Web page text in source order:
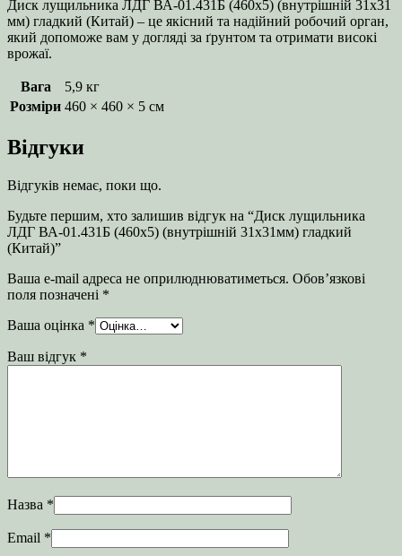
Диск лущильника ЛДГ ВА-01.431Б (460х5) (внутрішній 31х31
мм) гладкий (Китай) – це якісний та надійний робочий орган,
який допоможе вам у догляді за ґрунтом та отримати високі
врожаї.
Вага
5,9 кг
Розміри 460 × 460 × 5 см
Відгуки
Відгуків немає, поки що.
Будьте першим, хто залишив відгук на “Диск лущильника
ЛДГ ВА-01.431Б (460х5) (внутрішній 31х31мм) гладкий
(Китай)”
Ваша e-mail адреса не оприлюднюватиметься. Обов’язкові
поля позначені *
Ваша оцінка *
Ваш відгук *
Назва *
Email *